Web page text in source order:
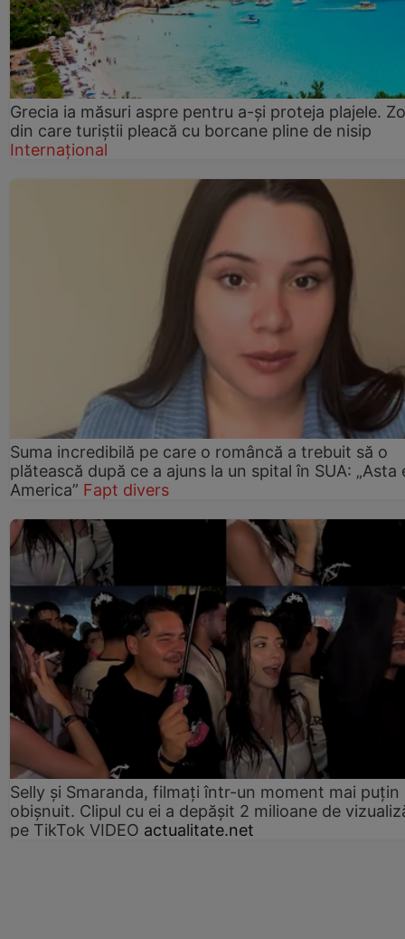
Grecia ia măsuri aspre pentru a-și proteja plajele.
din care turiștii pleacă cu borcane pline de nisip
Internațional
Suma incredibilă pe care o româncă a trebuit să o
plătească după ce a ajuns la un spital în SUA: „Asta
America” Fapt divers
Selly și Smaranda, filmați într-un moment mai puțin
obișnuit. Clipul cu ei a depășit 2 milioane de
pe TikTok VIDEO actualitate.net